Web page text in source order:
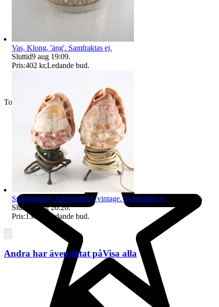
Toppsäljare
Vas, Klong, 'äng'. Samfraktas ej.
Sluttid9 aug 19:09.
Pris:402 kr,Ledande bud.
Snäcklampor, kamélampor, vintage. Samfraktas ej.
Sluttid
9 aug 20:26.
Pris:136 kr Ledande bud.
Andra har även tittat påVisa alla